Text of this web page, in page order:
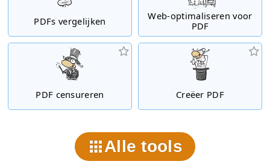
PDFs vergelijken
Web-optimaliseren voor
PDF
PDF censureren Creëer PDF
Alle tools